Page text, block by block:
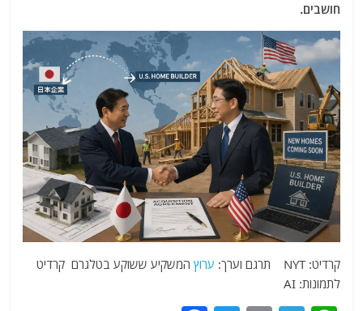
חושבים.
קרדיט: NYT תרגם וערך: ערוץ המשקיע ששוקע בטלגרם קרדיט
לתמונות: AI